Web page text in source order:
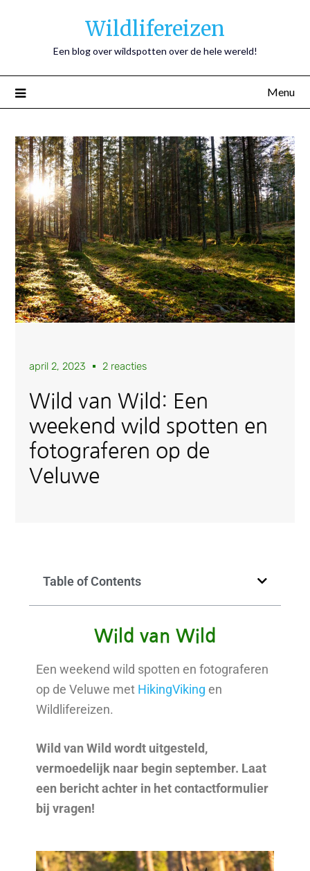
Wildlifereizen
Een blog over wildspotten over de hele wereld!
Menu
april 2, 2023 2 reacties
Wild van Wild: Een
weekend wild spotten en
fotograferen op de
Veluwe
Table of Contents
Wild van Wild
Een weekend wild spotten en fotograferen
op de Veluwe met HikingViking en
Wildlifereizen.
Wild van Wild wordt uitgesteld,
vermoedelijk naar begin september. Laat
een bericht achter in het contactformulier
bij vragen!